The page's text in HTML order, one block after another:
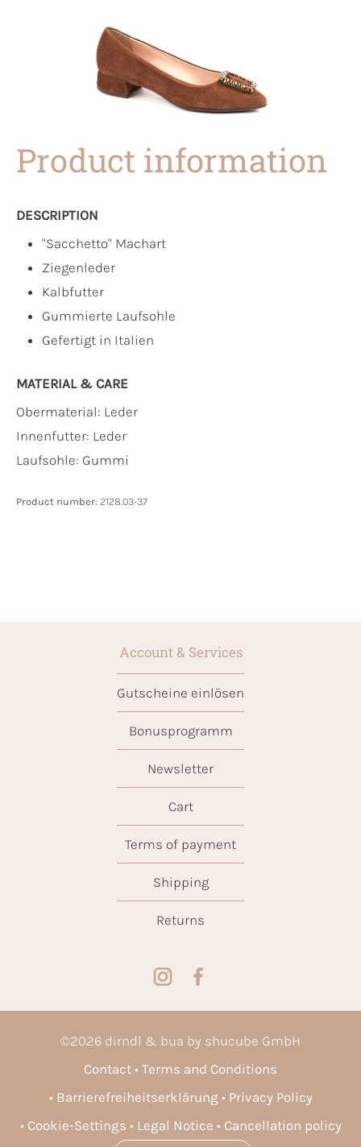
Product information
DESCRIPTION
"Sacchetto" Machart
Ziegenleder
Kalbfutter
Gummierte Laufsohle
Gefertigt in Italien
MATERIAL & CARE
Obermaterial: Leder
Innenfutter: Leder
Laufsohle: Gummi
Product number: 2128.03-37
Account & Services
Gutscheine einlösen
Bonusprogramm
Newsletter
Cart
Terms of payment
Shipping
Returns
©2026 dirndl & bua by shucube GmbH
Contact
Terms and Conditions
Barrierefreiheitserklärung
Privacy Policy
Cookie-Settings
Legal Notice
Cancellation policy